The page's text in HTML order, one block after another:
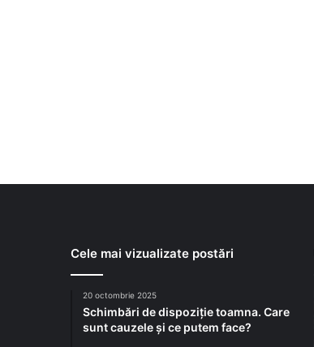
Cele mai vizualizate postări
20 octombrie 2025
Schimbări de dispoziție toamna. Care
sunt cauzele și ce putem face?